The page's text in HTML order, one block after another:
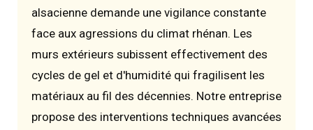
alsacienne demande une vigilance constante
face aux agressions du climat rhénan. Les
murs extérieurs subissent effectivement des
cycles de gel et d'humidité qui fragilisent les
matériaux au fil des décennies. Notre entreprise
propose des interventions techniques avancées